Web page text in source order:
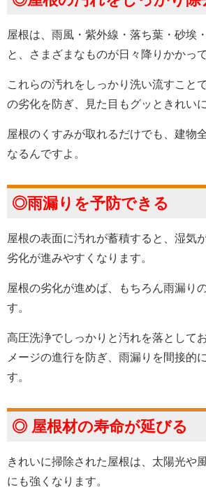
屋根は、雨風・紫外線・落ち葉・砂埃
と、さまざまなものが日々降りかかっ
これらの汚れをしっかり洗い流すこと
の劣化を防ぎ、見た目もグッときれい
屋根のくすみが取れるだけでも、建物
なるんですよ。
◎雨漏りを予防できる
屋根の表面に汚れが蓄積すると、湿気
劣化が進みやすくなります。
屋根の劣化が進めば、もちろん雨漏り
す。
高圧洗浄でしっかりと汚れを落として
メージの進行を防ぎ、雨漏りを間接的
す。
◎ 屋根材の寿命が延びる
きれいに掃除された屋根は、太陽光や
にも強くなります。